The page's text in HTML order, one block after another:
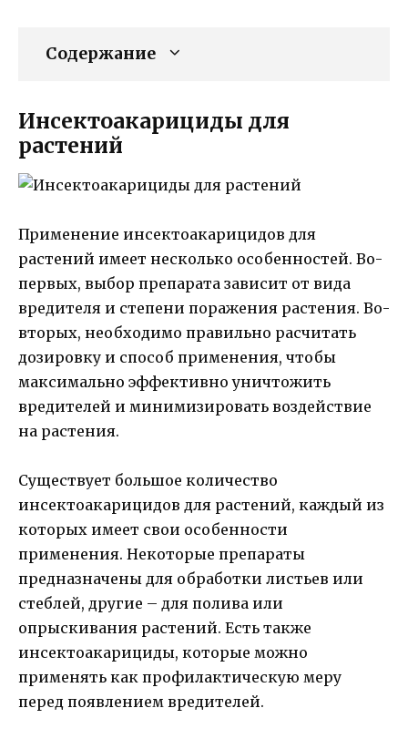
Содержание
Инсектоакарициды для
растений
Применение инсектоакарицидов для
растений имеет несколько особенностей. Во-
первых, выбор препарата зависит от вида
вредителя и степени поражения растения. Во-
вторых, необходимо правильно расчитать
дозировку и способ применения, чтобы
максимально эффективно уничтожить
вредителей и минимизировать воздействие
на растения.
Существует большое количество
инсектоакарицидов для растений, каждый из
которых имеет свои особенности
применения. Некоторые препараты
предназначены для обработки листьев или
стеблей, другие – для полива или
опрыскивания растений. Есть также
инсектоакарициды, которые можно
применять как профилактическую меру
перед появлением вредителей.